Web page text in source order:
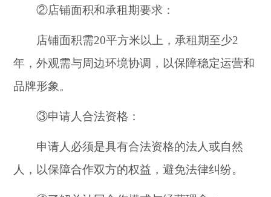
②店铺面积和承租期要求：
店铺面积需20平方米以上，承租期至少2
年，外观需与周边环境协调，以保障稳定运营和
品牌形象。
③申请人合法资格：
申请人必须是具有合法资格的法人或自然
人，以保障合作双方的权益，避免法律纠纷。